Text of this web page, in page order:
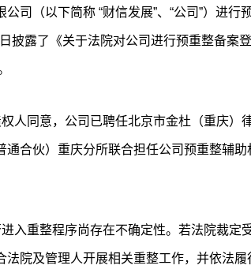
司（以下简称 “财信发展”、“公司”）进行
披露了《关于法院对公司进行预重整备案
人同意，公司已聘任北京市金杜（重庆）
通合伙）重庆分所联合担任公司预重整辅
入重整程序尚存在不确定性。若法院裁定
法院及管理人开展相关重整工作，并依法履